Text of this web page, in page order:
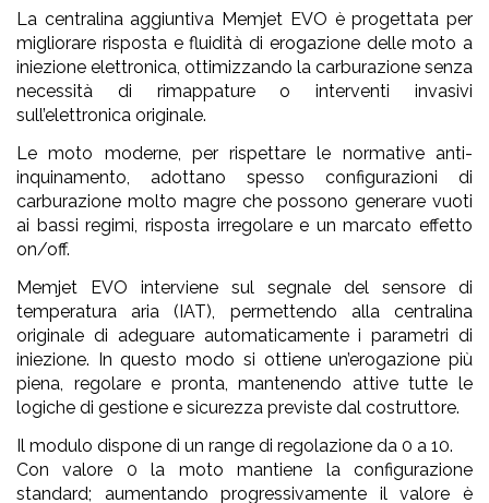
La centralina aggiuntiva Memjet EVO è progettata per
migliorare risposta e fluidità di erogazione delle moto a
iniezione elettronica, ottimizzando la carburazione senza
necessità di rimappature o interventi invasivi
sull’elettronica originale.
Le moto moderne, per rispettare le normative anti-
inquinamento, adottano spesso configurazioni di
carburazione molto magre che possono generare vuoti
ai bassi regimi, risposta irregolare e un marcato effetto
on/off.
Memjet EVO interviene sul segnale del sensore di
temperatura aria (IAT), permettendo alla centralina
originale di adeguare automaticamente i parametri di
iniezione. In questo modo si ottiene un’erogazione più
piena, regolare e pronta, mantenendo attive tutte le
logiche di gestione e sicurezza previste dal costruttore.
Il modulo dispone di un range di regolazione da 0 a 10.
Con valore 0 la moto mantiene la configurazione
standard; aumentando progressivamente il valore è